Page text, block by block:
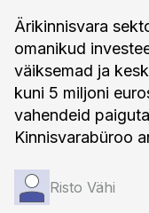
Ärikinnisvara
omanikud
väiksemad ja
kuni 5 miljoni
vahendeid
Kinnisvarabüroo
Risto Vähi